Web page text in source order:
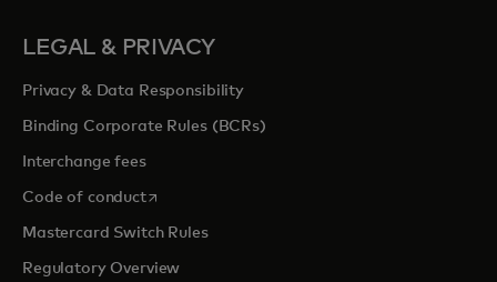
LEGAL & PRIVACY
Privacy & Data Responsibility
Binding Corporate Rules (BCRs)
Interchange fees
Code of conductopens in a new tab
Mastercard Switch Rules
Regulatory Overview